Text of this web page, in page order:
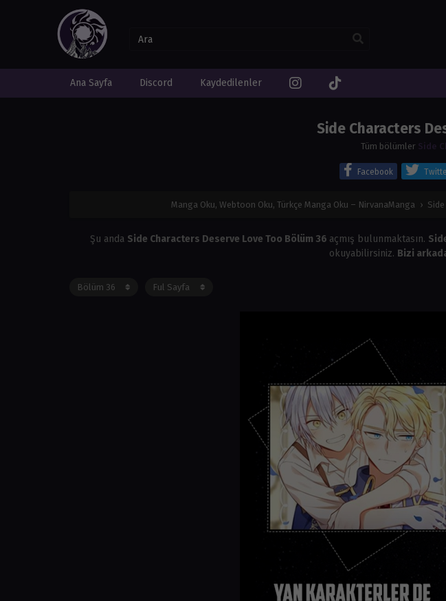
Ana Sayfa Discord Kaydedilenler
Side Characters
Tüm bölümler Side
Facebook
Manga Oku, Webtoon Oku, Türkçe Manga Oku – NirvanaManga ›
Şu anda Side Characters Deserve Love Too Bölüm 36 açmış bulunmaktasın.
okuyabilirsiniz. Bizi